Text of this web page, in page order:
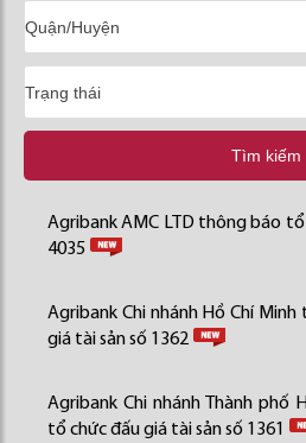
Tìm kiếm
Agribank AMC LTD thông báo
4035
Agribank Chi nhánh Hồ Chí
giá tài sản số 1362
Agribank Chi nhánh Thành phố
tổ chức đấu giá tài sản số 1361